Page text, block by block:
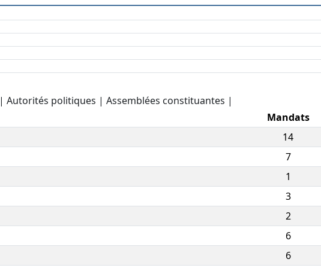
| Autorités politiques | Assemblées constituantes |
Mandats
14
7
1
3
2
6
6